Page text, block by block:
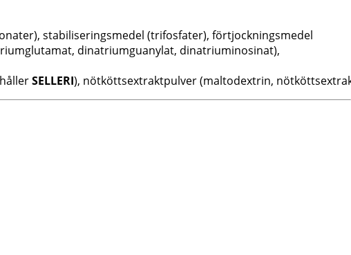
stabiliseringsmedel (trifosfater), förtjockningsmedel
dinatriumguanylat, dinatriuminosinat),
SELLERI), nötköttsextraktpulver (maltodextrin,